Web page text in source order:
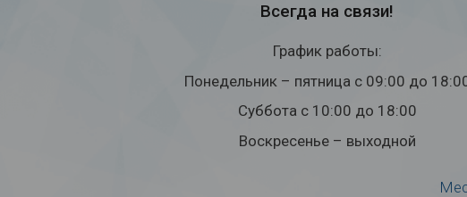
Всегда на связи!
График работы:
Понедельник – пятница с 09:00 до
Суббота с 10:00 до 18:00
Воскресенье – выходной